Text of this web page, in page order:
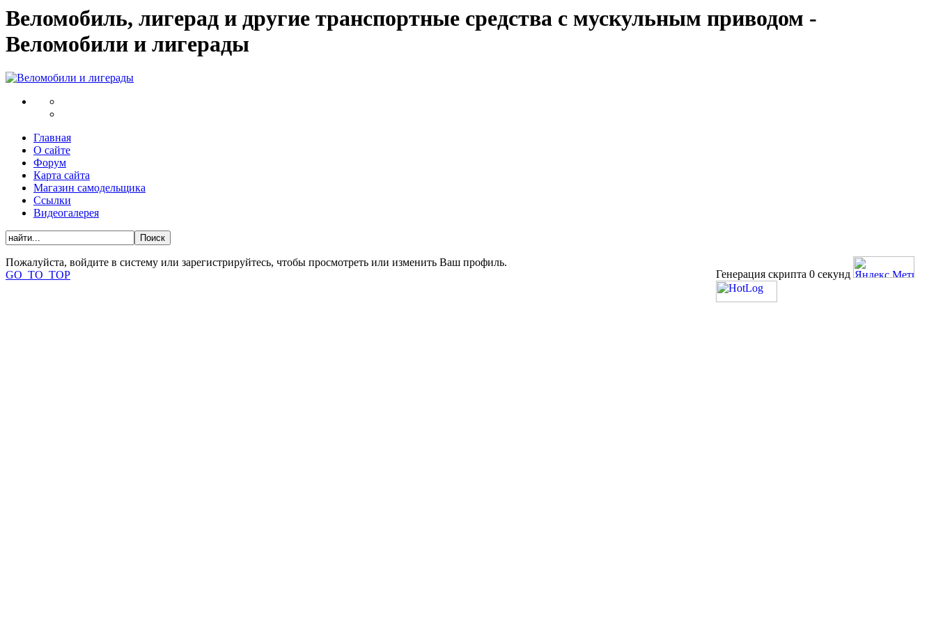
Веломобиль, лигерад и другие транспортные средства с мускульным приводом -
Веломобили и лигерады
Главная
О сайте
Форум
Карта сайта
Магазин самодельщика
Ссылки
Видеогалерея
Пожалуйста, войдите в систему или зарегистрируйтесь, чтобы просмотреть или изменить Ваш профиль.
GO_TO_TOP
Генерация скрипта 0 секунд